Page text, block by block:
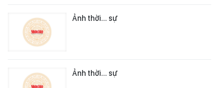
Ảnh thời... sự
Ảnh thời... sự